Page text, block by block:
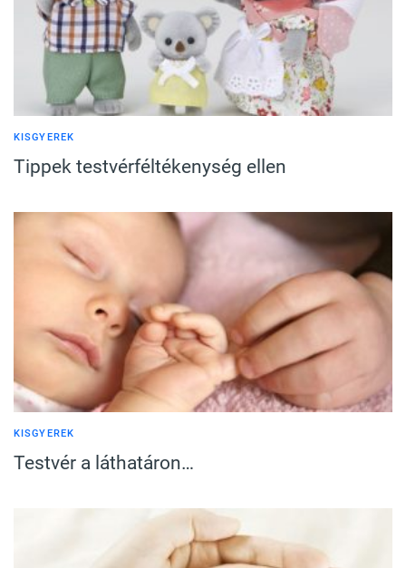
KISGYEREK
Tippek testvérféltékenység ellen
KISGYEREK
Testvér a láthatáron…